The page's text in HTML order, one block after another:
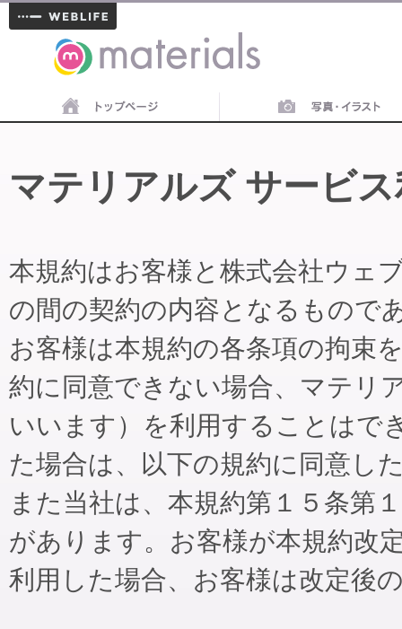
materials
マテリアルズ サービ
本規約はお客様と株式会社ウェ
の間の契約の内容となるもので
お客様は本規約の各条項の拘束
約に同意できない場合、マテリ
いいます）を利用することはで
た場合は、以下の規約に同意し
また当社は、本規約第１５条第
があります。お客様が本規約改
利用した場合、お客様は改定後